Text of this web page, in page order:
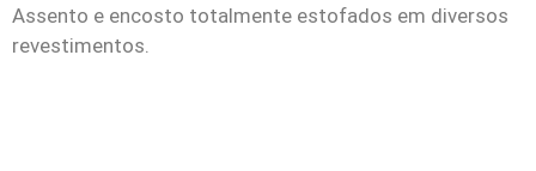
Assento e encosto totalmente estofados em diversos
revestimentos.